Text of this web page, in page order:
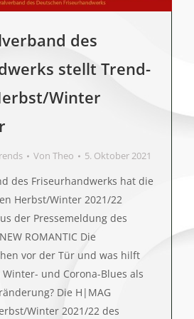
des
stellt Trend-
Winter
Von Theo 5. Oktober 2021
des Friseurhandwerks hat die
Herbst/Winter 2021/22
der Pressemeldung des
ROMANTIC Die
vor der Tür und was hilft
und Corona-Blues als
Die H|MAG
Winter 2021/22 des